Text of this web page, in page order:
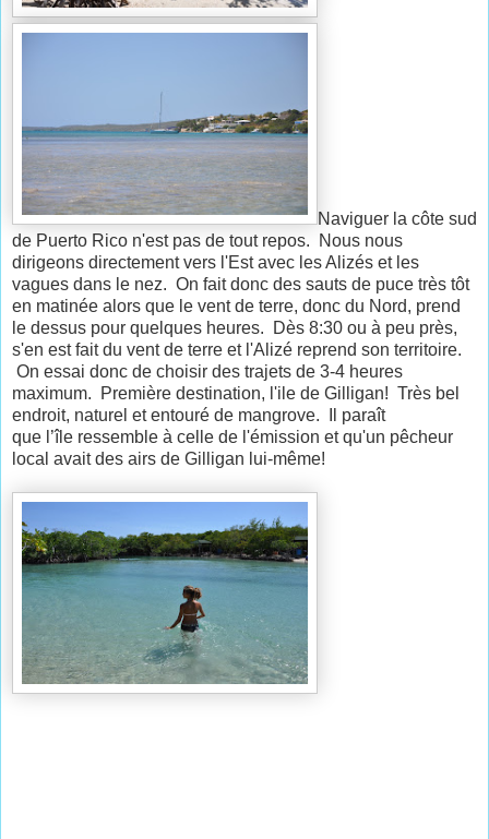
Naviguer la côte sud
de Puerto Rico n'est pas de tout repos. Nous nous
dirigeons directement vers l'Est avec les Alizés et les
vagues dans le nez. On fait donc des sauts de puce très tôt
en matinée alors que le vent de terre, donc du Nord, prend
le dessus pour quelques heures. Dès 8:30 ou à peu près,
s'en est fait du vent de terre et l'Alizé reprend son territoire.
On essai donc de choisir des trajets de 3-4 heures
maximum. Première destination, l'ile de Gilligan! Très bel
endroit, naturel et entouré de mangrove. Il paraît
que l’île ressemble à celle de l'émission et qu'un pêcheur
local avait des airs de Gilligan lui-même!